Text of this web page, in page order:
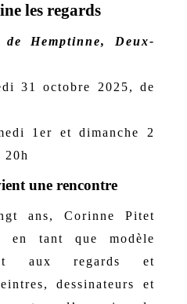
les regards
Hemptinne, Deux-
31 octobre 2025, de
1er et dimanche 2
une rencontre
ans, Corinne Pitet
en tant que modèle
aux regards et
dessinateurs et